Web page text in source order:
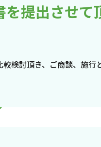
を提出させて
検討頂き、ご商談、施行